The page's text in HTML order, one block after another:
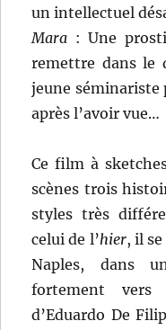
un intellectuel
Mara : Une
remettre dans le
jeune séminariste
après l’avoir vue…
Ce film à
scènes trois
styles très
celui de l’hier, il
Naples, dans
fortement vers
d’Eduardo De